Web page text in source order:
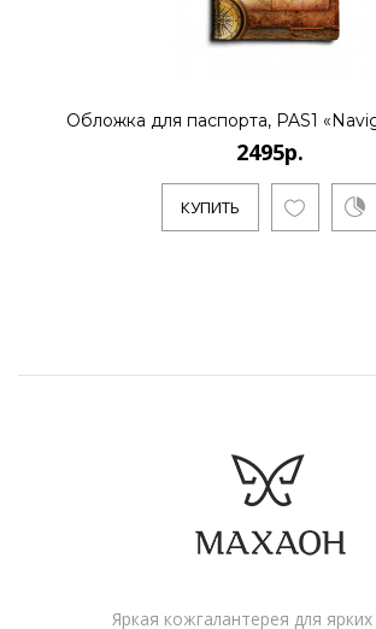
Обложка для паспорта, PAS1
2495р.
КУПИТЬ
Яркая кожгалантерея для